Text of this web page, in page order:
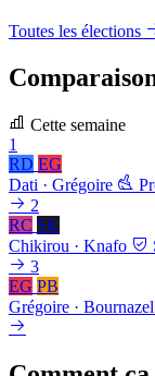
Toutes les élections
Cette semaine
1
RD EG
Dati · Grégoire
2
RC SK
Chikirou · Knafo
3
EG PB
Grégoire · Bournazel